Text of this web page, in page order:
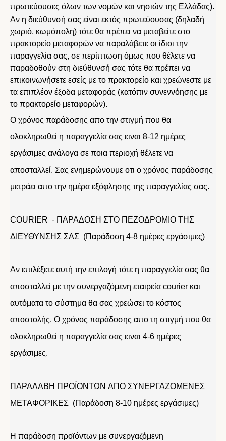
πρωτεύουσες όλων των νομών και νησιών της Ελλάδας).
Αν η διεύθυνσή σας είναι εκτός πρωτεύουσας (δηλαδή
χωριό, κωμόπολη) τότε θα πρέπει να μεταβείτε στο
πρακτορείο μεταφορών να παραλάβετε οι ίδιοι την
παραγγελία σας, σε περίπτωση όμως που θέλετε να
παραδοθούν στη διεύθυνσή σας τότε θα πρέπει να
επικοινωνήσετε εσείς με το πρακτορείο και χρεώνεστε με
τα επιπλέον έξοδα μεταφοράς (κατόπιν συνεννόησης με
το πρακτορείο μεταφορών).
Ο χρόνος παράδοσης απο την στιγμή που θα
ολοκληρωθεί η παραγγελία σας ειναι 8-12 ημέρες
εργάσιμες ανάλογα σε ποια περιοχή θέλετε να
αποσταλλεί. Σας ενημερώνουμε οτι ο χρόνος παράδοσης
μετράει απο την ημέρα εξόφλησης της παραγγελίας σας.
COURIER - ΠΑΡΑΔΟΣΗ ΣΤΟ ΠΕΖΟΔΡΟΜΙΟ ΤΗΣ
ΔΙΕΥΘΥΝΣΗΣ ΣΑΣ (Παράδοση 4-8 ημέρες εργάσιμες)
Αν επιλέξετε αυτή την επιλογή τότε η παραγγελία σας θα
αποσταλλεί με την συνεργαζόμενη εταιρεία courier και
αυτόματα το σύστημα θα σας χρεώσει το κόστος
αποστολής. Ο χρόνος παράδοσης απο τη στιγμή που θα
ολοκληρωθεί η παραγγελία σας ειναι 4-6 ημέρες
εργάσιμες.
ΠΑΡΑΛΑΒΗ ΠΡΟΪΟΝΤΩΝ ΑΠΟ ΣΥΝΕΡΓΑΖΟΜΕΝΕΣ
ΜΕΤΑΦΟΡΙΚΕΣ (Παράδοση 8-10 ημέρες εργάσιμες)
Η παράδοση προϊόντων με συνεργαζόμενη